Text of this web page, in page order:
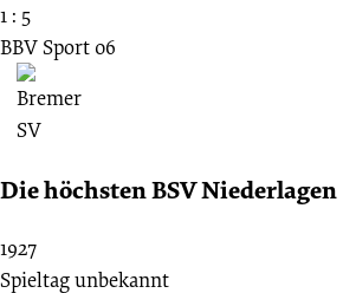
1 : 5
BBV Sport 06
Die höchsten BSV Niederlagen
1927
Spieltag unbekannt